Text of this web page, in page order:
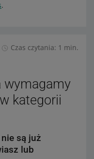
.
Czas czytania: 1 min.
wymagamy
kategorii
są już
lub